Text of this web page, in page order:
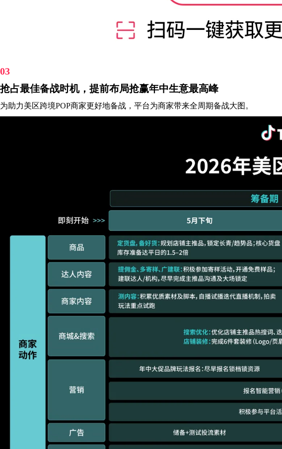
03
抢占最佳备战时机，提前布局抢赢年中生意最高峰
为助力美区跨境POP商家更好地备战，平台为商家带来全周期备战大图。